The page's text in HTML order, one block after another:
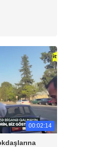
00:02:14